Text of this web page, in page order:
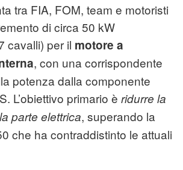
tra FIA, FOM, team e motoristi
di circa 50 kW
cavalli) per il motore a
, con una corrispondente
potenza dalla componente
L’obiettivo primario è ridurre la
parte elettrica, superando la
che ha contraddistinto le attuali